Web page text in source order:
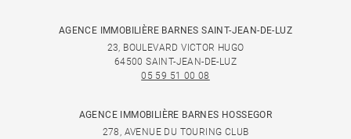
AGENCE IMMOBILIÈRE BARNES SAINT-JEAN-DE-LUZ
23, BOULEVARD VICTOR HUGO
64500 SAINT-JEAN-DE-LUZ
05 59 51 00 08
AGENCE IMMOBILIÈRE BARNES HOSSEGOR
278, AVENUE DU TOURING CLUB